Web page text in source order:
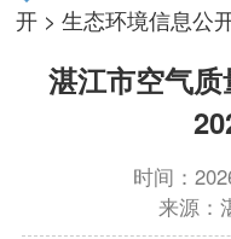
开 >生态环境信息公
湛江市空气
时间：
来源：